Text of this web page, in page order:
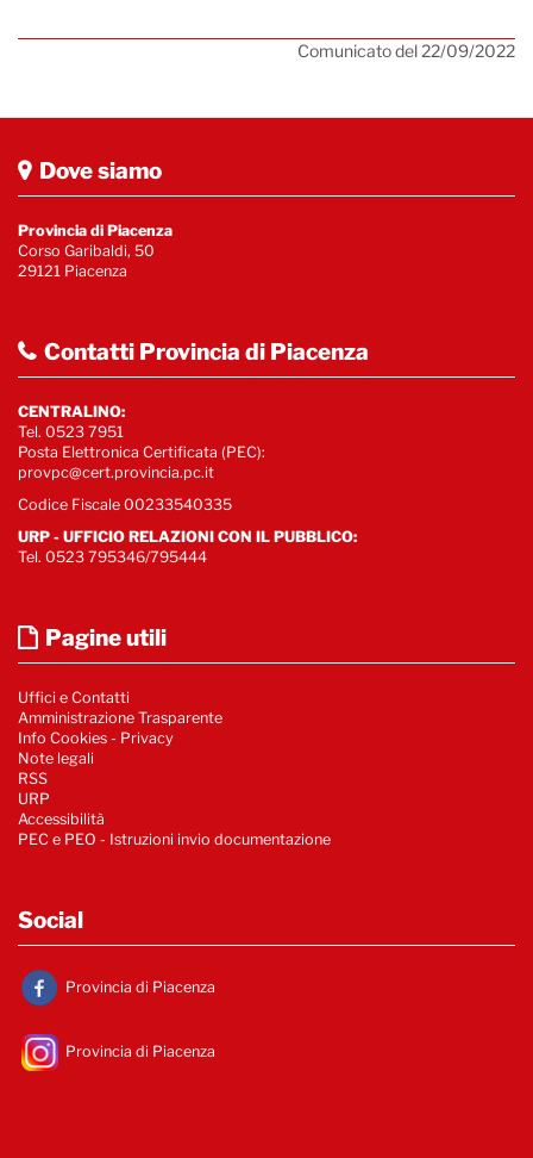
Comunicato del 22/09/2022
Dove siamo
Provincia di Piacenza
Corso Garibaldi, 50
29121 Piacenza
Contatti Provincia di Piacenza
CENTRALINO:
Tel. 0523 7951
Posta Elettronica Certificata (PEC):
provpc@cert.provincia.pc.it
Codice Fiscale 00233540335
URP - UFFICIO RELAZIONI CON IL PUBBLICO:
Tel. 0523 795346/795444
Pagine utili
Uffici e Contatti
Amministrazione Trasparente
Info Cookies - Privacy
Note legali
RSS
URP
Accessibilità
PEC e PEO - Istruzioni invio documentazione
Social
Provincia di Piacenza
Provincia di Piacenza